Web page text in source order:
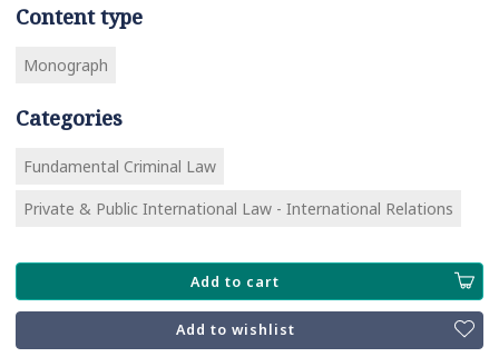
Content type
Monograph
Categories
Fundamental Criminal Law
Private & Public International Law - International Relations
Add to cart
Add to wishlist